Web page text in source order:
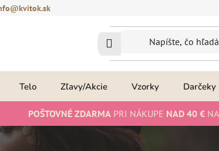
Telo Zľavy/Akcie Vzorky Darčeky
POŠTOVNÉ ZDARMA PRI NÁKUPE NAD 40 €